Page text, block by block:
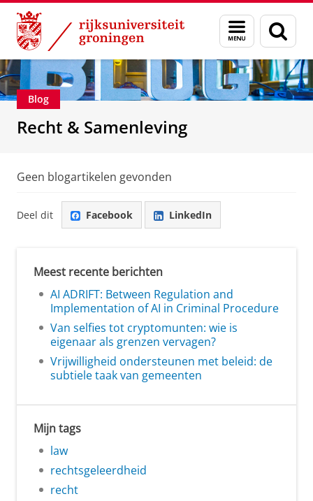
Skip
Content
Skip
Navigation
Menu
en
zoeken
Over ons Recht & Samenleving
Blog
Recht & Samenleving
Geen blogartikelen gevonden
Deel dit Facebook LinkedIn
Meest recente berichten
AI ADRIFT: Between Regulation and
Implementation of AI in Criminal Procedure
Van selfies tot cryptomunten: wie is
eigenaar als grenzen vervagen?
Vrijwilligheid ondersteunen met beleid: de
subtiele taak van gemeenten
Mijn tags
law
rechtsgeleerdheid
recht